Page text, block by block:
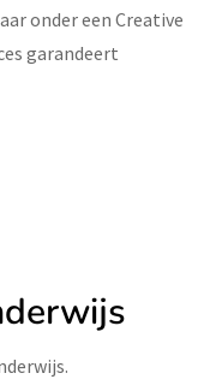
onder een Creative
garandeert